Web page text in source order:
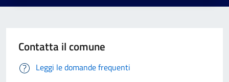
Contatta il comune
Leggi le domande frequenti